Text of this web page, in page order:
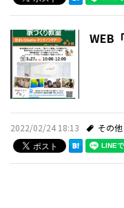
WEB
2022/02/24 18:13 その他